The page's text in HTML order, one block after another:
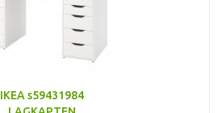
IKEA s59431984